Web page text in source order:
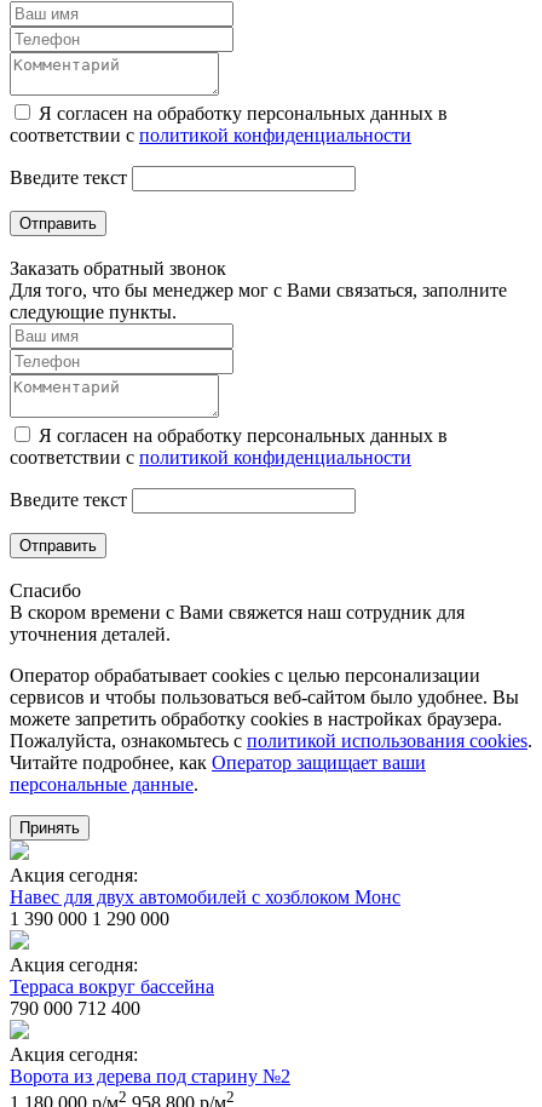
Я согласен на обработку персональных данных в
соответствии с политикой конфиденциальности
Введите текст
Отправить
Заказать обратный звонок
Для того, что бы менеджер мог с Вами связаться, заполните
следующие пункты.
Я согласен на обработку персональных данных в
соответствии с политикой конфиденциальности
Введите текст
Отправить
Спасибо
В скором времени с Вами свяжется наш сотрудник для
уточнения деталей.
Оператор обрабатывает cookies с целью персонализации
сервисов и чтобы пользоваться веб-сайтом было удобнее. Вы
можете запретить обработку сookies в настройках браузера.
Пожалуйста, ознакомьтесь с политикой использования cookies.
Читайте подробнее, как Оператор защищает ваши
персональные данные.
Принять
Акция сегодня:
Навес для двух автомобилей с хозблоком Монс
1 390 000 1 290 000
Акция сегодня:
Терраса вокруг бассейна
790 000 712 400
Акция сегодня:
Ворота из дерева под старину №2
1 180 000 р/м2 958 800 р/м2